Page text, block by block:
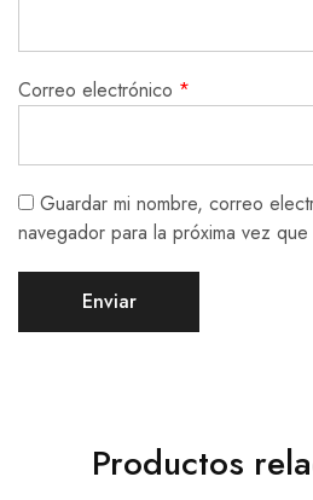
Correo electrónico *
Guardar mi nombre, correo
navegador para la próxima vez
Productos